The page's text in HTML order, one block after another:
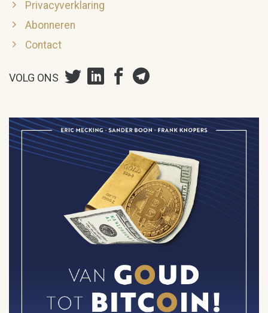
Privacyverklaring
Abonneren
Contact
VOLG ONS